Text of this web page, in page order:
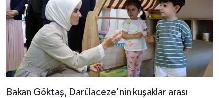
Bakan Göktaş, Darülaceze'nin kuşaklar arası